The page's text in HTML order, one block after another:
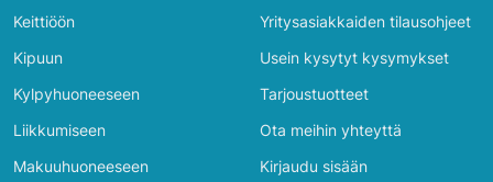
Keittiöön
Kipuun
Kylpyhuoneeseen
Liikkumiseen
Makuuhuoneeseen
Yritysasiakkaiden tilausohjeet
Usein kysytyt kysymykset
Tarjoustuotteet
Ota meihin yhteyttä
Kirjaudu sisään